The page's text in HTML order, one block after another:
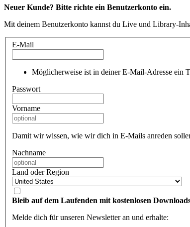
Neuer Kunde? Bitte richte ein Benutzerkonto ein.
Mit deinem Benutzerkonto kannst du Live und Library-
E-Mail
Möglicherweise ist in deiner E-Mail-Adresse ein
Passwort
Vorname
Damit wir wissen, wie wir dich in E-Mails anreden
Nachname
Land oder Region
Bleib auf dem Laufenden mit kostenlosen
Melde dich für unseren Newsletter an und erhalte: